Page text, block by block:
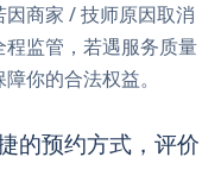
商家 / 技师原因取消
监管，若遇服务质量
你的合法权益。
的预约方式，评价